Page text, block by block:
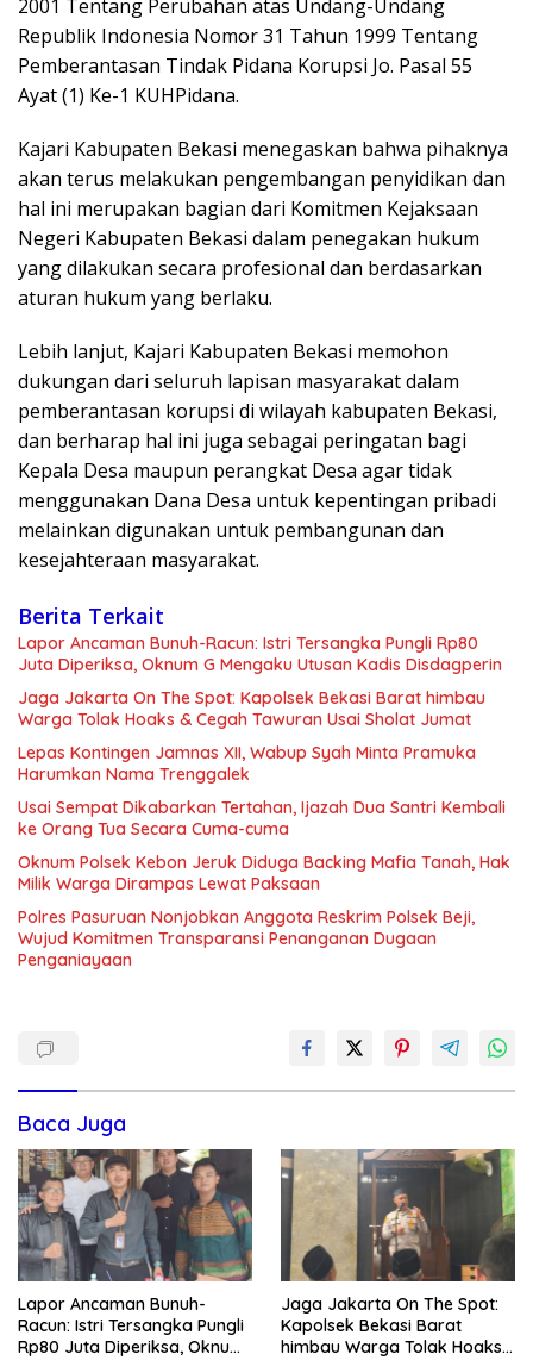
2001 Tentang Perubahan atas Undang-Undang
Republik Indonesia Nomor 31 Tahun 1999 Tentang
Pemberantasan Tindak Pidana Korupsi Jo. Pasal 55
Ayat (1) Ke-1 KUHPidana.
Kajari Kabupaten Bekasi menegaskan bahwa pihaknya
akan terus melakukan pengembangan penyidikan dan
hal ini merupakan bagian dari Komitmen Kejaksaan
Negeri Kabupaten Bekasi dalam penegakan hukum
yang dilakukan secara profesional dan berdasarkan
aturan hukum yang berlaku.
Lebih lanjut, Kajari Kabupaten Bekasi memohon
dukungan dari seluruh lapisan masyarakat dalam
pemberantasan korupsi di wilayah kabupaten Bekasi,
dan berharap hal ini juga sebagai peringatan bagi
Kepala Desa maupun perangkat Desa agar tidak
menggunakan Dana Desa untuk kepentingan pribadi
melainkan digunakan untuk pembangunan dan
kesejahteraan masyarakat.
Berita Terkait
Lapor Ancaman Bunuh-Racun: Istri Tersangka Pungli Rp80
Juta Diperiksa, Oknum G Mengaku Utusan Kadis Disdagperin
Jaga Jakarta On The Spot: Kapolsek Bekasi Barat himbau
Warga Tolak Hoaks & Cegah Tawuran Usai Sholat Jumat
Lepas Kontingen Jamnas XII, Wabup Syah Minta Pramuka
Harumkan Nama Trenggalek
Usai Sempat Dikabarkan Tertahan, Ijazah Dua Santri Kembali
ke Orang Tua Secara Cuma-cuma
Oknum Polsek Kebon Jeruk Diduga Backing Mafia Tanah, Hak
Milik Warga Dirampas Lewat Paksaan
Polres Pasuruan Nonjobkan Anggota Reskrim Polsek Beji,
Wujud Komitmen Transparansi Penanganan Dugaan
Penganiayaan
Baca Juga
Lapor Ancaman Bunuh-
Racun: Istri Tersangka Pungli
Rp80 Juta Diperiksa, Oknum
Jaga Jakarta On The Spot:
Kapolsek Bekasi Barat
himbau Warga Tolak Hoaks